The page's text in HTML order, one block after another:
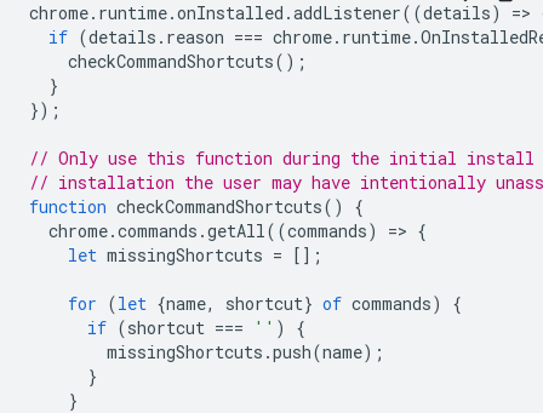
chrome. runtime.onInstalled .addListener((details) =>
if (details . reason === chrome. runtime.
checkCommandShortcuts();
}
});
// Only use this function during the initial install
// installation the user may have intentionally
function checkCommandShortcuts()
{
chrome.commands .getAll((commands) => {
let missingShortcuts = [];
for (let {name, shortcut} of commands)
{
if (shortcut === '' )
{
missingShortcuts .push(name);
}
}